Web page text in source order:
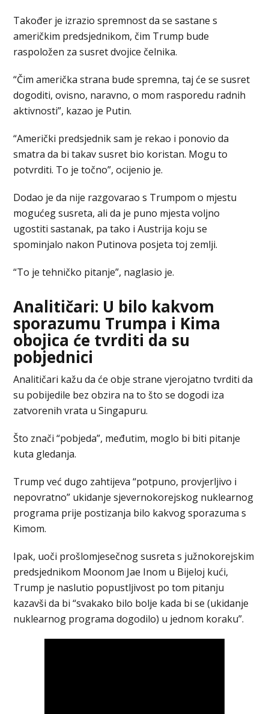
Također je izrazio spremnost da se sastane s
američkim predsjednikom, čim Trump bude
raspoložen za susret dvojice čelnika.
“Čim američka strana bude spremna, taj će se susret
dogoditi, ovisno, naravno, o mom rasporedu radnih
aktivnosti”, kazao je Putin.
“Američki predsjednik sam je rekao i ponovio da
smatra da bi takav susret bio koristan. Mogu to
potvrditi. To je točno”, ocijenio je.
Dodao je da nije razgovarao s Trumpom o mjestu
mogućeg susreta, ali da je puno mjesta voljno
ugostiti sastanak, pa tako i Austrija koju se
spominjalo nakon Putinova posjeta toj zemlji.
“To je tehničko pitanje”, naglasio je.
Analitičari: U bilo kakvom
sporazumu Trumpa i Kima
obojica će tvrditi da su
pobjednici
Analitičari kažu da će obje strane vjerojatno tvrditi da
su pobijedile bez obzira na to što se dogodi iza
zatvorenih vrata u Singapuru.
Što znači “pobjeda”, međutim, moglo bi biti pitanje
kuta gledanja.
Trump već dugo zahtijeva “potpuno, provjerljivo i
nepovratno” ukidanje sjevernokorejskog nuklearnog
programa prije postizanja bilo kakvog sporazuma s
Kimom.
Ipak, uoči prošlomjesečnog susreta s južnokorejskim
predsjednikom Moonom Jae Inom u Bijeloj kući,
Trump je naslutio popustljivost po tom pitanju
kazavši da bi “svakako bilo bolje kada bi se (ukidanje
nuklearnog programa dogodilo) u jednom koraku”.